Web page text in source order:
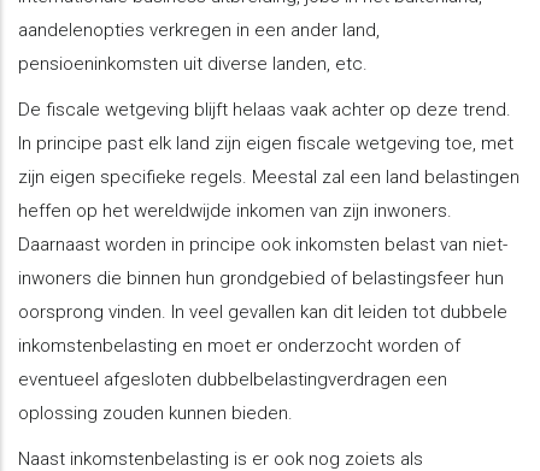
aandelenopties verkregen in een ander land,
pensioeninkomsten uit diverse landen, etc.
De fiscale wetgeving blijft helaas vaak achter op deze trend.
In principe past elk land zijn eigen fiscale wetgeving toe, met
zijn eigen specifieke regels. Meestal zal een land belastingen
heffen op het wereldwijde inkomen van zijn inwoners.
Daarnaast worden in principe ook inkomsten belast van niet-
inwoners die binnen hun grondgebied of belastingsfeer hun
oorsprong vinden. In veel gevallen kan dit leiden tot dubbele
inkomstenbelasting en moet er onderzocht worden of
eventueel afgesloten dubbelbelastingverdragen een
oplossing zouden kunnen bieden.
Naast inkomstenbelasting is er ook nog zoiets als